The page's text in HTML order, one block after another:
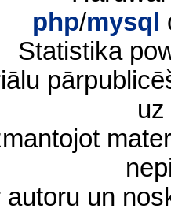
php/mysql
Statistika
un